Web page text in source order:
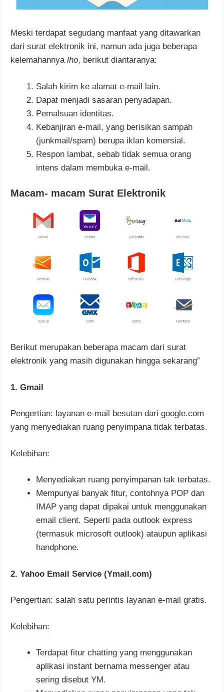
Meski terdapat segudang manfaat yang ditawarkan
dari surat elektronik ini, namun ada juga beberapa
kelemahannya lho, berikut diantaranya:
Salah kirim ke alamat e-mail lain.
Dapat menjadi sasaran penyadapan.
Pemalsuan identitas.
Kebanjiran e-mail, yang berisikan sampah
(junkmail/spam) berupa iklan komersial.
Respon lambat, sebab tidak semua orang
intens dalam membuka e-mail.
Macam- macam Surat Elektronik
Berikut merupakan beberapa macam dari surat
elektronik yang masih digunakan hingga sekarang”
1. Gmail
Pengertian: layanan e-mail besutan dari google.com
yang menyediakan ruang penyimpana tidak terbatas.
Kelebihan:
Menyediakan ruang penyimpanan tak terbatas.
Mempunyai banyak fitur, contohnya POP dan
IMAP yang dapat dipakai untuk menggunakan
email client. Seperti pada outlook express
(termasuk microsoft outlook) ataupun aplikasi
handphone.
2. Yahoo Email Service (Ymail.com)
Pengertian: salah satu perintis layanan e-mail gratis.
Kelebihan:
Terdapat fitur chatting yang menggunakan
aplikasi instant bernama messenger atau
sering disebut YM.